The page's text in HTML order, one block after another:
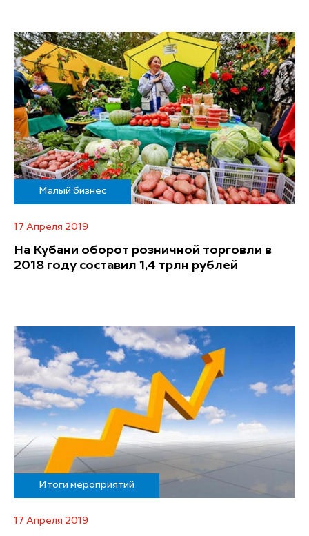
Малый бизнес
17 Апреля 2019
На Кубани оборот розничной торговли в
2018 году составил 1,4 трлн рублей
Итоги мероприятий
17 Апреля 2019